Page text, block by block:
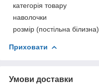
категорія товару
наволочки
розмір (постільна білизна)
Приховати
Умови доставки